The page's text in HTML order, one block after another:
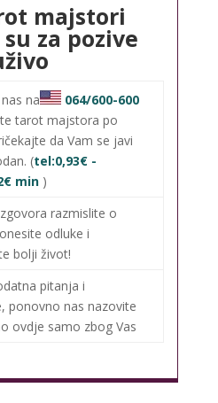
majstori
za pozive
na
064/600-600
tarot majstora po
da Vam se javi
(tel:0,93€ -
min )
razmislite o
odluke i
bolji život!
pitanja i
ponovno nas nazovite
ovdje samo zbog Vas